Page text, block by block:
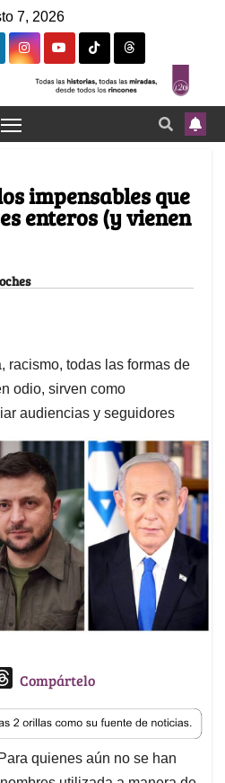
7, 2026
impensables que
enteros (y vienen
racismo, todas las formas de
odio, sirven como
audiencias y seguidores
T
r
e
a
Compártelo
quienes aún no se han